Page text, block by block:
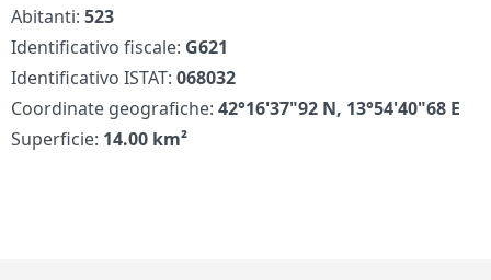
Abitanti:523
Identificativo fiscale: G621
Identificativo ISTAT:068032
Coordinate geografiche:42°16'37"92 N, 13°54'40"68 E
Superficie: 14.00 km²